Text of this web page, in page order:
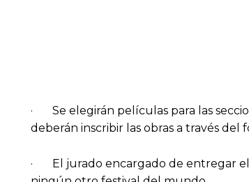
· Se elegirán películas para las
deberán inscribir las obras a través
· El jurado encargado de entregar el